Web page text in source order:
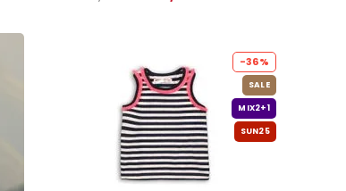
-36%
SALE
MIX2+1
SUN25